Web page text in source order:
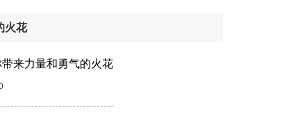
火花
来力量和勇气的火花